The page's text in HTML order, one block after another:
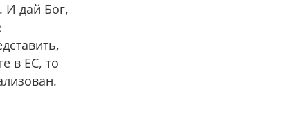
И дай Бог,
в ЕС, то